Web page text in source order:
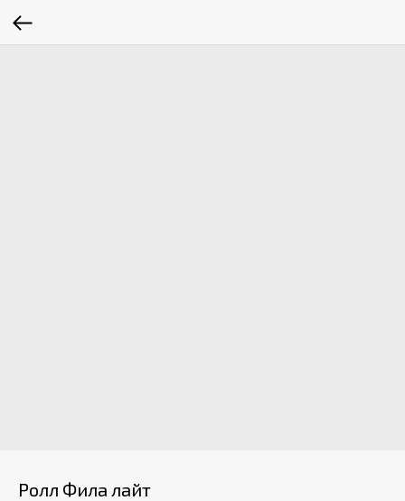
Ролл Фила лайт